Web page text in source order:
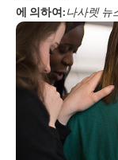
에 의하여:나사렛 뉴